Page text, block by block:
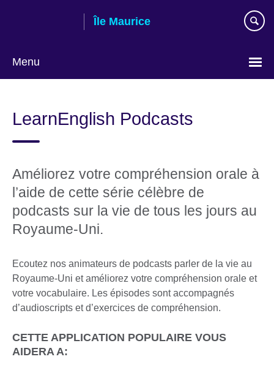
Île Maurice
Menu
language
LearnEnglish Podcasts
Améliorez votre compréhension orale à
l’aide de cette série célèbre de
podcasts sur la vie de tous les jours au
Royaume-Uni.
Ecoutez nos animateurs de podcasts parler de la vie au
Royaume-Uni et améliorez votre compréhension orale et
votre vocabulaire. Les épisodes sont accompagnés
d’audioscripts et d’exercices de compréhension.
CETTE APPLICATION POPULAIRE VOUS
AIDERA A: